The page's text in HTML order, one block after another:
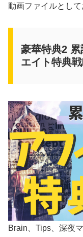
動画ファイルとして
豪華特典2 累
エイト特典
Brain、Tips、深夜